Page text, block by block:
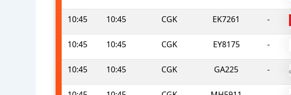
10:45 10:45 CGK EK7261 -
10:45 10:45 CGK EY8175 -
10:45 10:45 CGK GA225 -